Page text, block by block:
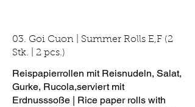
03. Goi Cuon | Summer Rolls E,F (2
Stk. | 2 pcs.)
Reispapierrollen mit Reisnudeln, Salat,
Gurke, Rucola,serviert mit
Erdnusssoße | Rice paper rolls with